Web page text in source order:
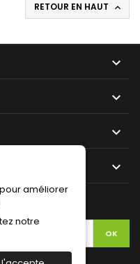
RETOUR EN HAUT 




améliorer
notre